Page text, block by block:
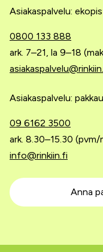
Asiakaspalvelu:
0800 133 888
ark. 7–21, la 9–18
Asiakaspalvelu:
09 6162 3500
ark. 8.30–15.30 (pvm/
info@rinkiin.fi
Anna